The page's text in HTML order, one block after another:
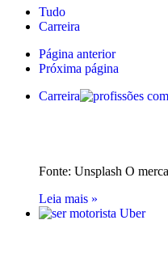
Tudo
Carreira
Página anterior
Próxima página
Carreira
Fonte: Unsplash O
Leia mais »